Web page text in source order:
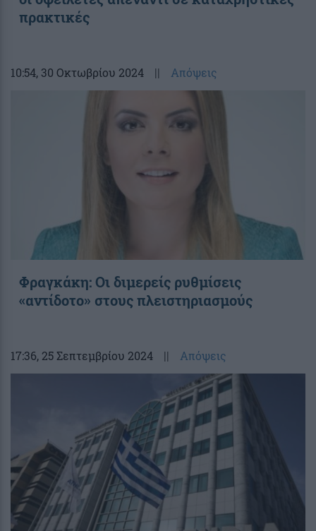
πρακτικές
10:54, 30 Οκτωβρίου 2024 || Απόψεις
Φραγκάκη: Οι διμερείς ρυθμίσεις
«αντίδοτο» στους πλειστηριασμούς
17:36, 25 Σεπτεμβρίου 2024 || Απόψεις